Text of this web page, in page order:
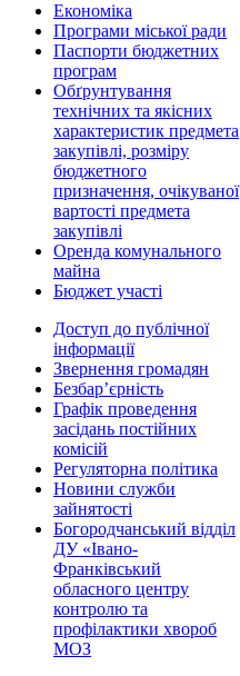
Економіка
Програми міської ради
Паспорти бюджетних
програм
Обґрунтування
технічних та якісних
характеристик предмета
закупівлі, розміру
бюджетного
призначення, очікуваної
вартості предмета
закупівлі
Оренда комунального
майна
Бюджет участі
Доступ до публічної
інформації
Звернення громадян
Безбар’єрність
Графік проведення
засідань постійних
комісій
Регуляторна політика
Новини служби
зайнятості
Богородчанський відділ
ДУ «Івано-
Франківський
обласного центру
контролю та
профілактики хвороб
МОЗ